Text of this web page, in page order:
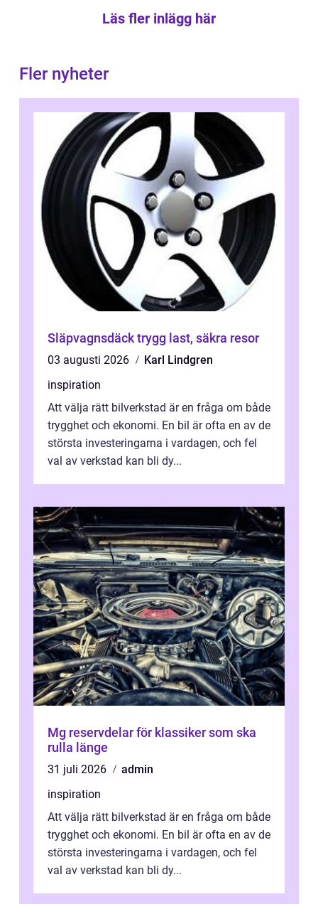
Läs fler inlägg här
Fler nyheter
Släpvagnsdäck trygg last, säkra resor
03 augusti 2026
Karl Lindgren
inspiration
Att välja rätt bilverkstad är en fråga om både
trygghet och ekonomi. En bil är ofta en av de
största investeringarna i vardagen, och fel
val av verkstad kan bli dy...
Mg reservdelar för klassiker som ska
rulla länge
31 juli 2026
admin
inspiration
Att välja rätt bilverkstad är en fråga om både
trygghet och ekonomi. En bil är ofta en av de
största investeringarna i vardagen, och fel
val av verkstad kan bli dy...